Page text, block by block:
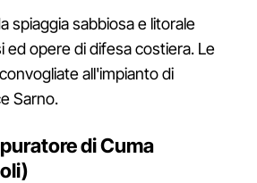
spiaggia sabbiosa e litorale
ed opere di difesa costiera. Le
all'impianto di
Sarno.
di Cuma